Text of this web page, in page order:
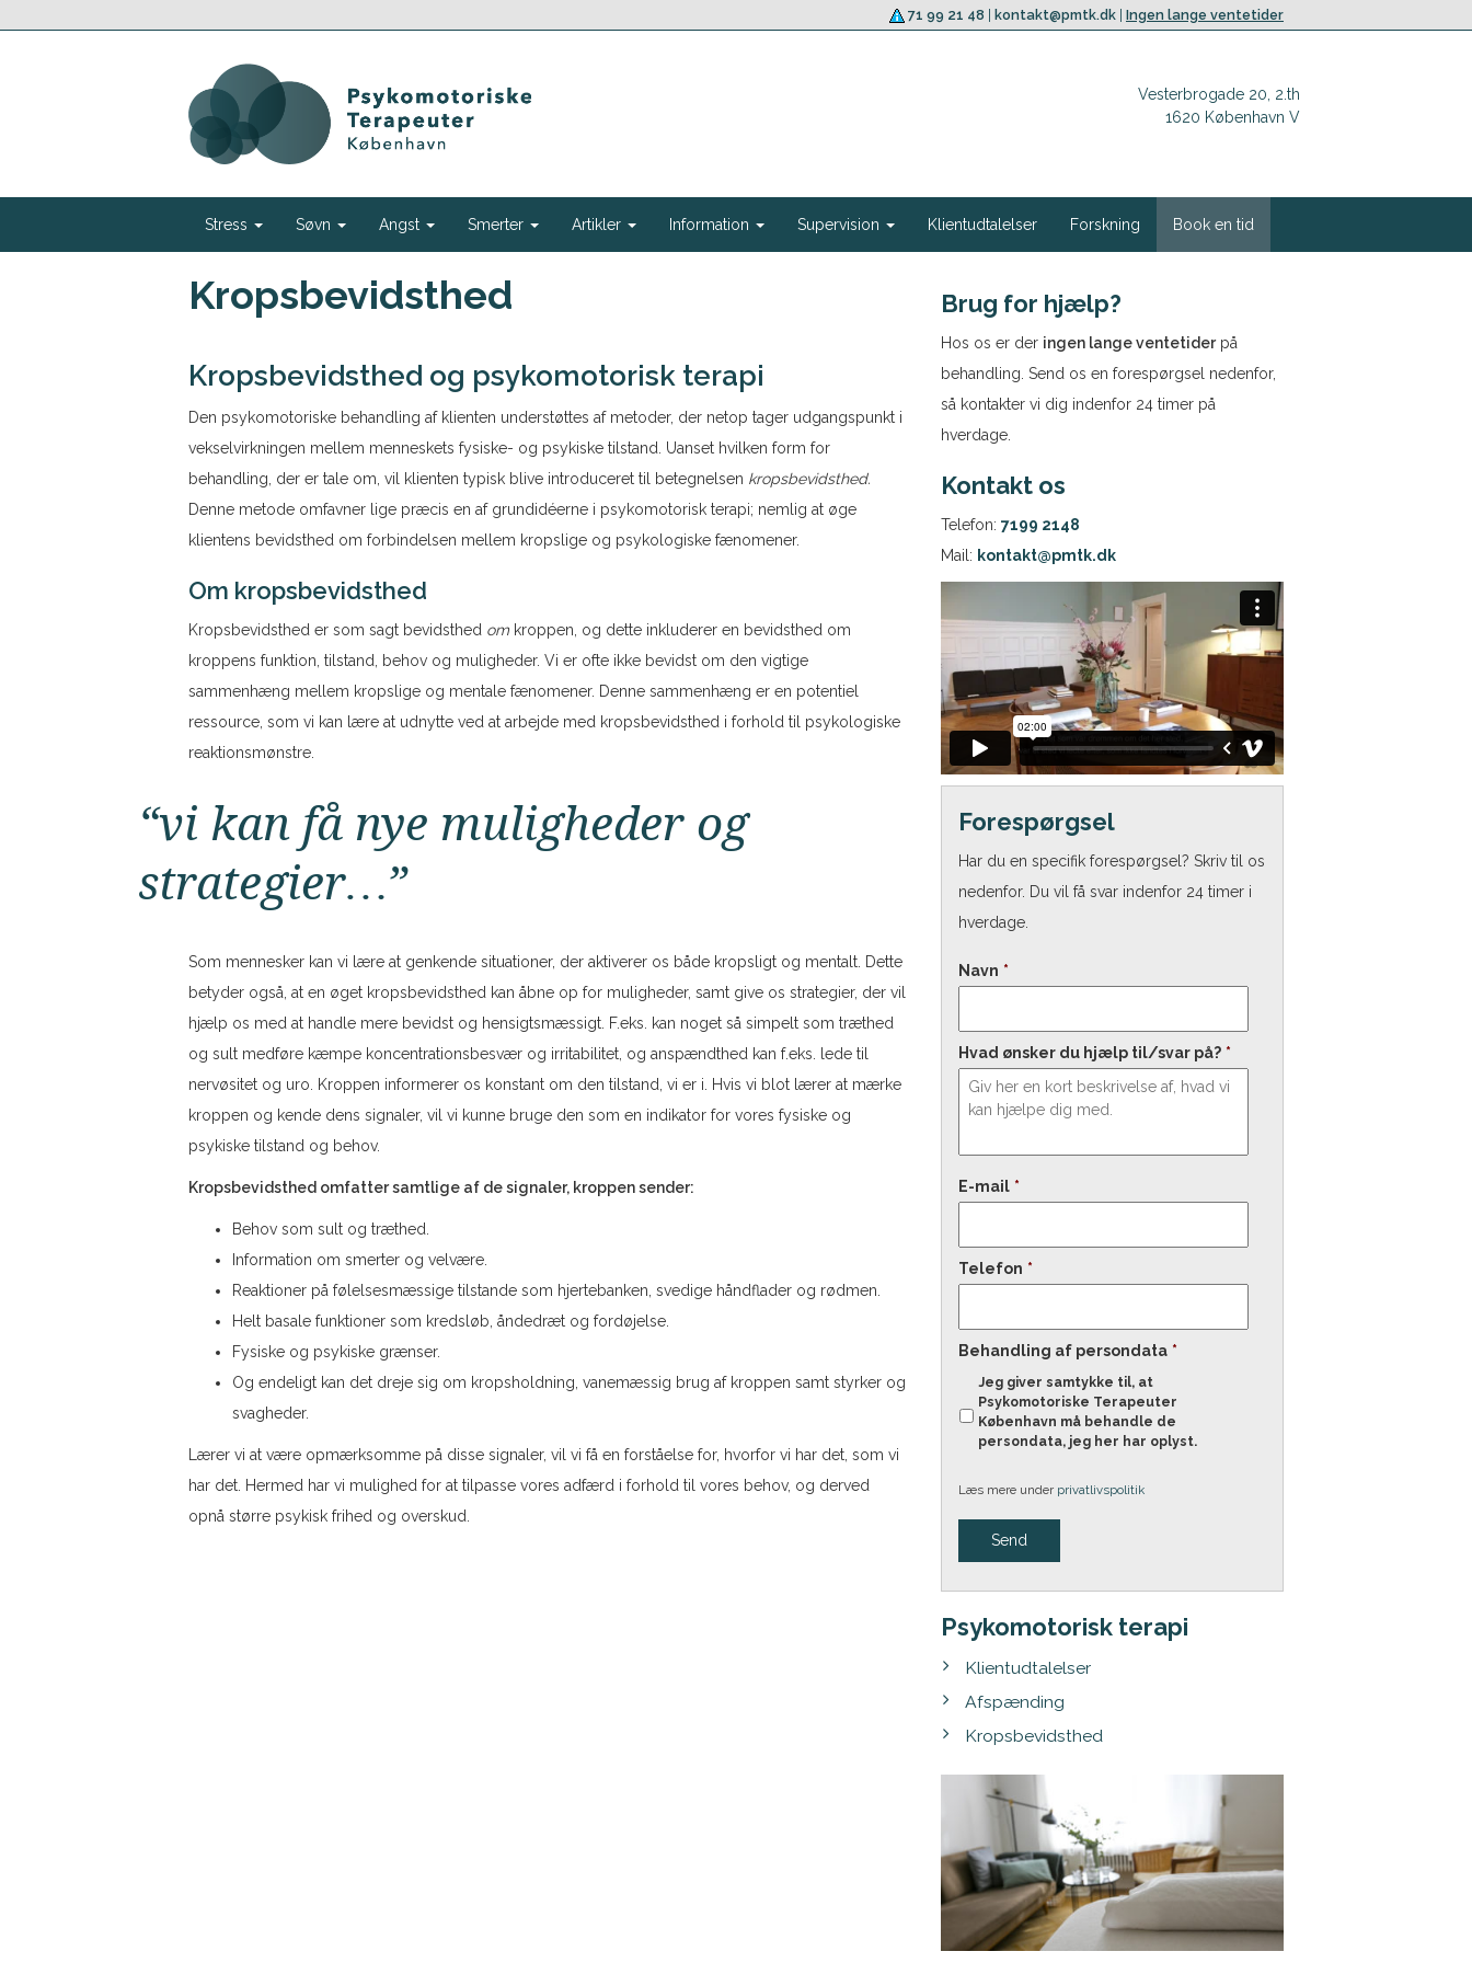
71 99 21 48 kontakt@pmtk.dk Ingen lange ventetider
Vesterbrogade 20, 2.th
1620 København V
Stress Søvn Angst Smerter Artikler Information Supervision Klientudtalelser Forskning Book en tid
Kropsbevidsthed
Kropsbevidsthed og psykomotorisk terapi
Den psykomotoriske behandling af klienten understøttes af metoder, der netop tager udgangspunkt i
vekselvirkningen mellem menneskets fysiske- og psykiske tilstand. Uanset hvilken form for
behandling, der er tale om, vil klienten typisk blive introduceret til betegnelsen kropsbevidsthed.
Denne metode omfavner lige præcis en af grundidéerne i psykomotorisk terapi; nemlig at øge
klientens bevidsthed om forbindelsen mellem kropslige og psykologiske fænomener.
Om kropsbevidsthed
Kropsbevidsthed er som sagt bevidsthed omkroppen, og dette inkluderer en bevidsthed om
kroppens funktion, tilstand, behov og muligheder. Vi er ofte ikke bevidst om den vigtige
sammenhæng mellem kropslige og mentale fænomener. Denne sammenhæng er en potentiel
ressource, som vi kan lære at udnytte ved at arbejde med kropsbevidsthed i forhold til psykologiske
reaktionsmønstre.
“vi kan få nye muligheder og
strategier…”
Som mennesker kan vi lære at genkende situationer, der aktiverer os både kropsligt og mentalt. Dette
betyder også, at en øget kropsbevidsthed kan åbne op for muligheder, samt give os strategier, der vil
hjælp os med at handle mere bevidst og hensigtsmæssigt. F.eks. kan noget så simpelt som træthed
og sult medføre kæmpe koncentrationsbesvær og irritabilitet, og anspændthed kan f.eks. lede til
nervøsitet og uro. Kroppen informerer os konstant om den tilstand, vi er i. Hvis vi blot lærer at mærke
kroppen og kende dens signaler, vil vi kunne bruge den som en indikator for vores fysiske og
psykiske tilstand og behov.
Kropsbevidsthed omfatter samtlige af de signaler, kroppen sender:
Behov som sult og træthed.
Information om smerter og velvære.
Reaktioner på følelsesmæssige tilstande som hjertebanken, svedige håndflader og rødmen.
Helt basale funktioner som kredsløb, åndedræt og fordøjelse.
Fysiske og psykiske grænser.
Og endeligt kan det dreje sig om kropsholdning, vanemæssig brug af kroppen samt styrker og
svagheder.
Lærer vi at være opmærksomme på disse signaler, vil vi få en forståelse for, hvorfor vi har det, som vi
har det. Hermed har vi mulighed for at tilpasse vores adfærd i forhold til vores behov, og derved
opnå større psykisk frihed og overskud.
Brug for hjælp?
Hos os er der ingen lange ventetiderpå
behandling. Send os en forespørgsel nedenfor,
så kontakter vi dig indenfor 24 timer på
hverdage.
Kontakt os
Telefon: 7199 2148
Mail: kontakt@pmtk.dk
Forespørgsel
Har du en specifik forespørgsel? Skriv til os
nedenfor. Du vil få svar indenfor 24 timer i
hverdage.
Navn *
Hvad ønsker du hjælp til/svar på? *
E-mail *
Telefon *
Behandling af persondata *
Jeg giver samtykke til, at
Psykomotoriske Terapeuter
København må behandle de
persondata, jeg her har oplyst.
Læs mere under privatlivspolitik
Psykomotorisk terapi
Klientudtalelser
Afspænding
Kropsbevidsthed